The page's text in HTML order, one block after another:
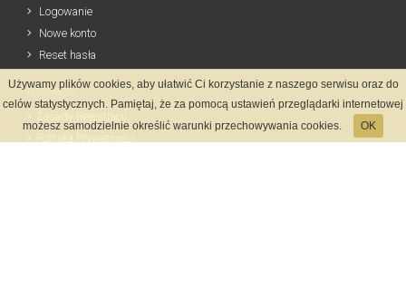
Logowanie
Nowe konto
Reset hasła
Informacje
Używamy plików cookies, aby ułatwić Ci korzystanie z naszego serwisu oraz do
celów statystycznych. Pamiętaj, że za pomocą ustawień przeglądarki internetowej
możesz samodzielnie określić warunki przechowywania cookies.
OK